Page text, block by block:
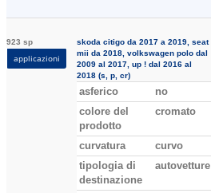
923 sp
applicazioni
skoda citigo da 2017 a 2019, seat
mii da 2018, volkswagen polo dal
2009 al 2017, up ! dal 2016 al
2018 (s, p, cr)
asferico
no
colore del
prodotto
cromato
curvatura
curvo
tipologia di
destinazione
autovetture